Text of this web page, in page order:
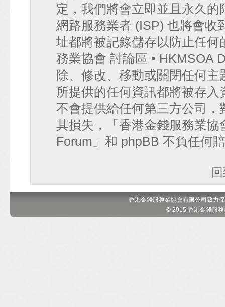
定，我們將會立即並且永久
網路服務業者 (ISP) 也將會收
址都將被記錄儲存以防止任
務業協會 討論區 • HKMSOA
除、修改、移動或關閉任何
所提供的任何資訊都將被存
不會提供給任何第三方公司
其損失，「香港金錢服務業
Forum」和 phpBB 不負任何
香港金錢服務業協會有限公司致力
© 2015 香港金錢服